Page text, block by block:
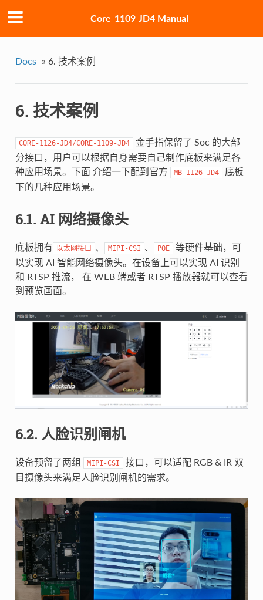
Core-1109-JD4 Manual
Docs » 6. 技术案例
6. 技术案例
CORE-1126-JD4/CORE-1109-JD4
金手指保留了 Soc 的大部
分接口，用户可以根据自身需要自己制作底板来满足各
种应用场景。下面 介绍一下配到官方
MB-1126-JD4
底板
下的几种应用场景。
6.1. AI 网络摄像头
底板拥有 以太网接口 、 MIPI-CSI 、 POE
等硬件基础，可
以实现 AI 智能网络摄像头。在设备上可以实现 AI 识别
和 RTSP 推流， 在 WEB 端或者 RTSP 播放器就可以查看
到预览画面。
6.2. 人脸识别闸机
设备预留了两组 MIPI-CSI
接口，可以适配 RGB & IR 双
目摄像头来满足人脸识别闸机的需求。